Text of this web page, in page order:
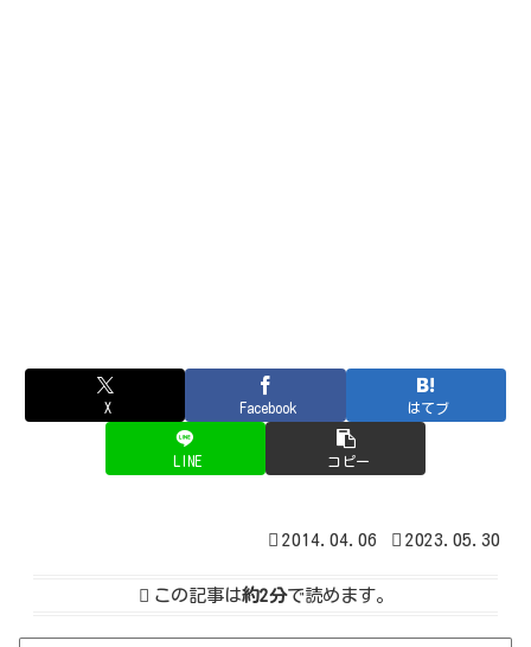
X Facebook はてブ
LINE コピー
2014.04.06 2023.05.30
この記事は約2分で読めます。